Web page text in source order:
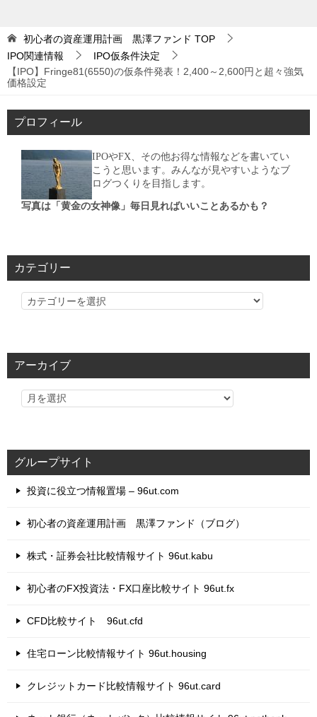
初心者の資産運用計画 黒澤ファンド TOP
IPO関連情報
IPO仮条件決定
【IPO】Fringe81(6550)の仮条件発表！2,400～2,600円と超々強気
価格設定
プロフィール
IPOやFX、その他お得な情報などを書いてい
こうと思います。みんなが見やすいようなブ
ログつくりを目指します。
写真は「黄金の女神像」毎日見ればいいことあるかも？
カテゴリー
カ
リ
アーカイブ
グループサイト
投資に役立つ情報置場 – 96ut.com
初心者の資産運用計画 黒澤ファンド（ブログ）
株式・証券会社比較情報サイト 96ut.kabu
初心者のFX投資法・FX口座比較サイト 96ut.fx
CFD比較サイト 96ut.cfd
住宅ローン比較情報サイト 96ut.housing
クレジットカード比較情報サイト 96ut.card